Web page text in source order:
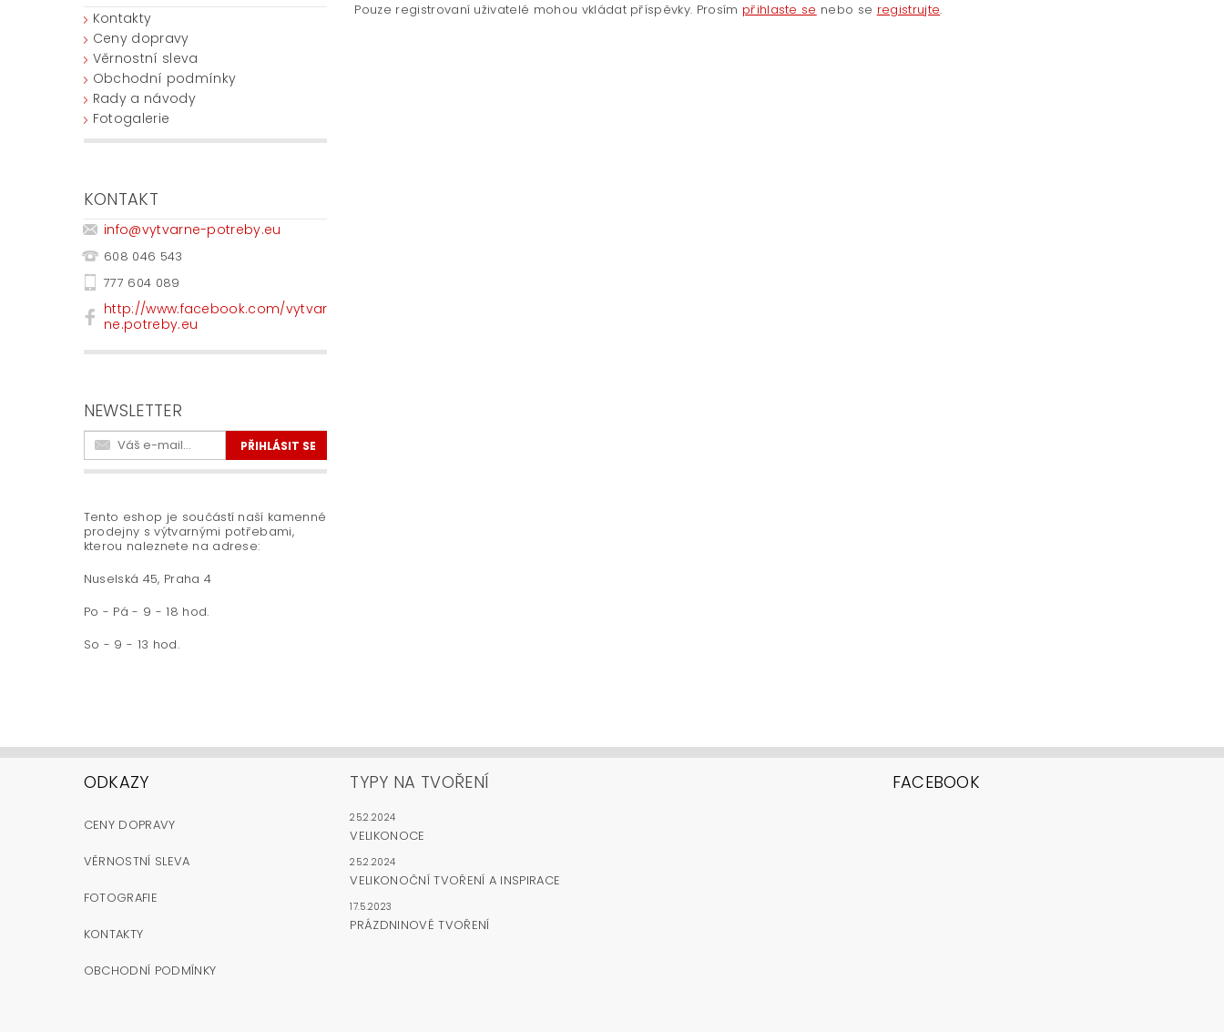
Kontakty
Ceny dopravy
Věrnostní sleva
Obchodní podmínky
Rady a návody
Fotogalerie
KONTAKT
info@vytvarne-potreby.eu
608 046 543
777 604 089
http://www.facebook.com/vytvar
ne.potreby.eu
NEWSLETTER
Tento eshop je součástí naší kamenné
prodejny s výtvarnými potřebami,
kterou naleznete na adrese:
Nuselská 45, Praha 4
Po - Pá - 9 - 18 hod.
So - 9 - 13 hod.
Pouze registrovaní uživatelé mohou vkládat příspěvky. Prosím přihlaste se nebo se registrujte.
ODKAZY
CENY DOPRAVY
VĚRNOSTNÍ SLEVA
FOTOGRAFIE
KONTAKTY
OBCHODNÍ PODMÍNKY
TYPY NA TVOŘENÍ
25.2.2024
VELIKONOCE
25.2.2024
VELIKONOČNÍ TVOŘENÍ A INSPIRACE
17.5.2023
PRÁZDNINOVÉ TVOŘENÍ
FACEBOOK